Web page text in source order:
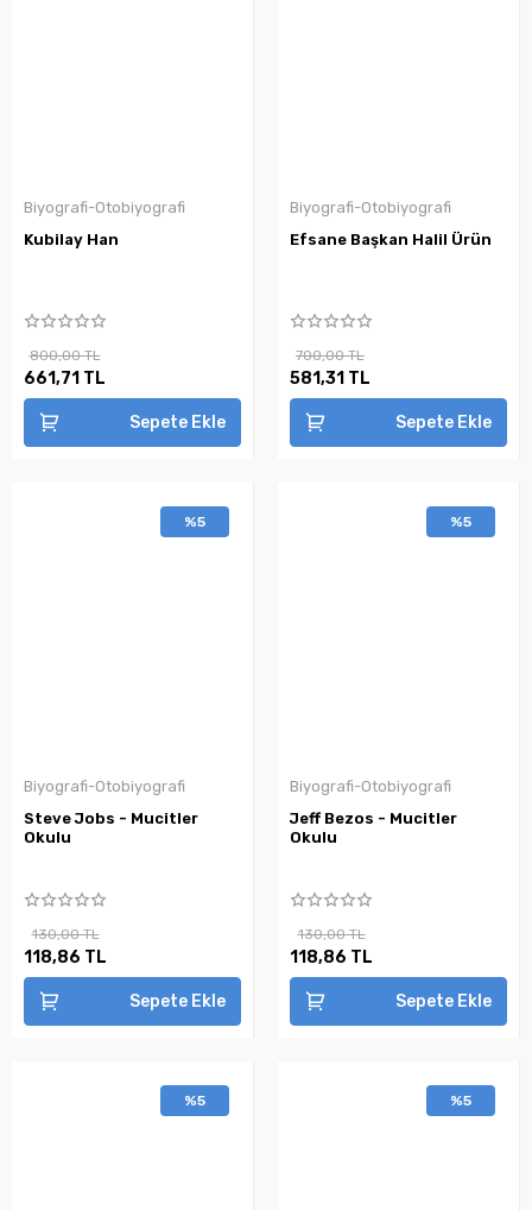
Biyografi-Otobiyografi
Kubilay Han
800,00 TL
661,71 TL
Sepete Ekle
Biyografi-Otobiyografi
Efsane Başkan Halil Ürün
700,00 TL
581,31 TL
Sepete Ekle
%5
Biyografi-Otobiyografi
Steve Jobs - Mucitler
Okulu
130,00 TL
118,86 TL
Sepete Ekle
%5
Biyografi-Otobiyografi
Jeff Bezos - Mucitler
Okulu
130,00 TL
118,86 TL
Sepete Ekle
%5 %5